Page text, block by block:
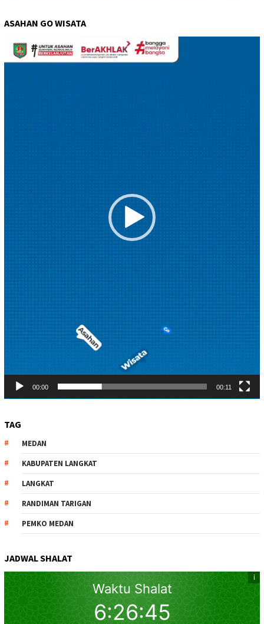
ASAHAN GO WISATA
Pemutar
Video
00:00 00:11
TAG
MEDAN
KABUPATEN LANGKAT
LANGKAT
RANDIMAN TARIGAN
PEMKO MEDAN
JADWAL SHALAT